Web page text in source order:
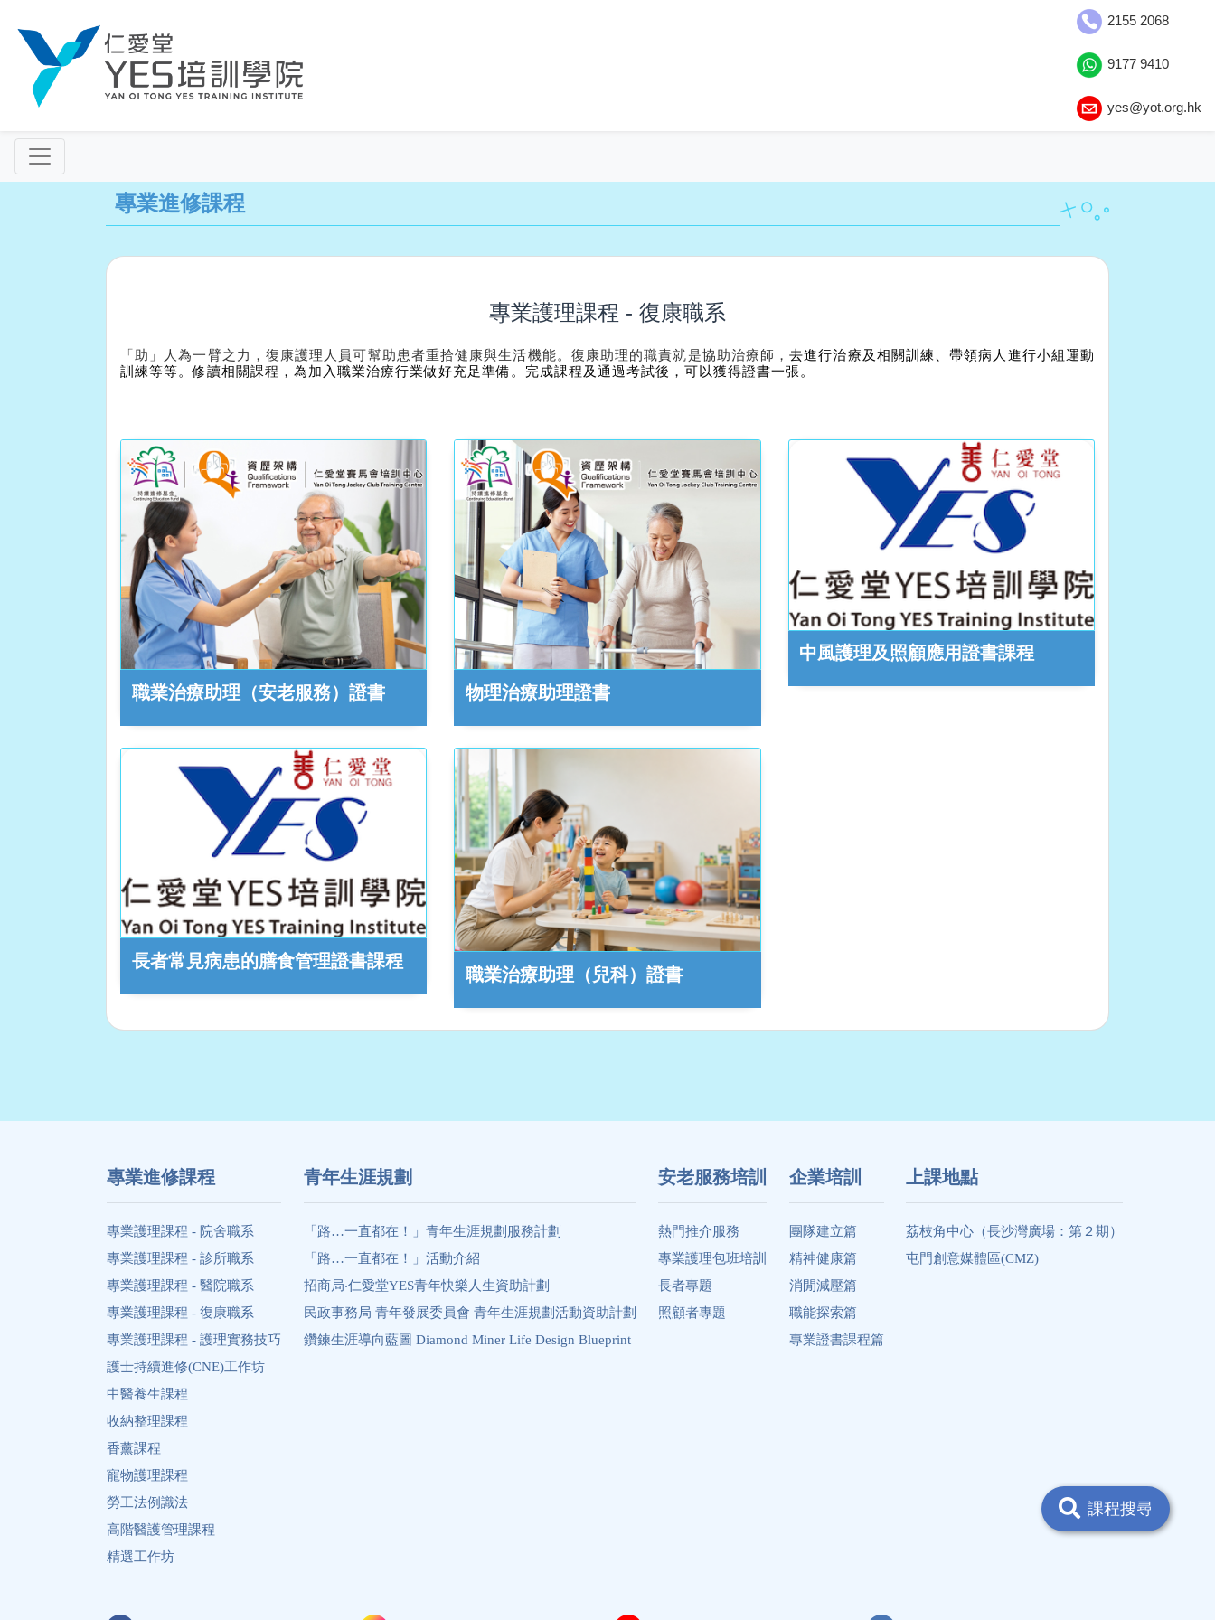
2155 2068
9177 9410
yes@yot.org.hk
課程搜尋
專業進修課程
專業護理課程 - 復康職系
「助」人為一臂之力，復康護理人員可幫助患者重拾健康與生活機能。復康助理的職責就是協助治療師，去進行治療及相關訓練、帶領病人進行小組運動
訓練等等。修讀相關課程，為加入職業治療行業做好充足準備。完成課程及通過考試後，可以獲得證書一張。
職業治療助理（安老服務）證書 物理治療助理證書
中風護理及照顧應用證書課程
長者常見病患的膳食管理證書課程
職業治療助理（兒科）證書
專業進修課程
專業護理課程 - 院舍職系
專業護理課程 - 診所職系
專業護理課程 - 醫院職系
專業護理課程 - 復康職系
專業護理課程 - 護理實務技巧
護士持續進修(CNE)工作坊
中醫養生課程
收納整理課程
香薰課程
寵物護理課程
勞工法例識法
高階醫護管理課程
精選工作坊
⻘年生涯規劃
「路…一直都在！」青年生涯規劃服務計劃
「路…一直都在！」活動介紹
招商局‧仁愛堂YES青年快樂人生資助計劃
民政事務局 青年發展委員會 青年生涯規劃活動資助計劃
鑽鍊生涯導向藍圖 Diamond Miner Life Design Blueprint
安老服務培訓
熱門推介服務
專業護理包班培訓
長者專題
照顧者專題
企業培訓
團隊建立篇
精神健康篇
消閒減壓篇
職能探索篇
專業證書課程篇
上課地點
荔枝角中心（長沙灣廣場：第２期）
屯門創意媒體區(CMZ)